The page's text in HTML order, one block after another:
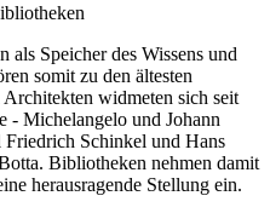
Speicher des Wissens und
somit zu den ältesten
widmeten sich seit
- Michelangelo und Johann
Schinkel und Hans
Bibliotheken nehmen damit
herausragende Stellung ein.